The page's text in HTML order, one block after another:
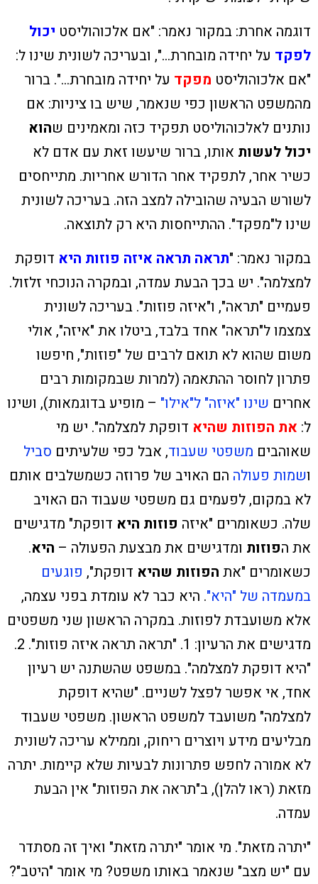
דוגמה אחרת: במקור נאמר: "אם אלכוהוליסט יכול
לפקד על יחידה מובחרת…", ובעריכה לשונית שינו ל:
"אם אלכוהוליסט מפקד על יחידה מובחרת…". ברור
מהמשפט הראשון כפי שנאמר, שיש בו ציניות: אם
נותנים לאלכוהוליסט תפקיד כזה ומאמינים שהוא
יכול לעשות אותו, ברור שיעשו זאת עם אדם לא
כשיר אחר, לתפקיד אחר הדורש אחריות. מתייחסים
לשורש הבעיה שהובילה למצב הזה. בעריכה לשונית
שינו ל"מפקד". ההתייחסות היא רק לתוצאה.
במקור נאמר: "תראה תראה איזה פוזות היא דופקת
למצלמה". יש בכך הבעת עמדה, ובמקרה הנוכחי זלזול.
פעמיים "תראה", ו"איזה פוזות". בעריכה לשונית
צמצמו ל"תראה" אחד בלבד, ביטלו את "איזה", אולי
משום שהוא לא תואם לרבים של "פוזות", חיפשו
פתרון לחוסר ההתאמה (למרות שבמקומות רבים
אחרים שינו "איזה" ל"אילו" – מופיע בדוגמאות), ושינו
ל: את הפוזות שהיא דופקת למצלמה". יש מי
שאוהבים משפטי שעבוד, אבל כפי שלעיתים סביל
ושמות פעולה הם האויב של פרוזה כשמשלבים אותם
לא במקום, לפעמים גם משפטי שעבוד הם האויב
שלה. כשאומרים "איזה פוזות היא דופקת" מדגישים
את הפוזות ומדגישים את מבצעת הפעולה – היא.
כשאומרים "את הפוזות שהיא דופקת", פוגעים
במעמדה של "היא". היא כבר לא עומדת בפני עצמה,
אלא משועבדת לפוזות. במקרה הראשון שני משפטים
מדגישים את הרעיון: 1. "תראה תראה איזה פוזות". 2.
"היא דופקת למצלמה". במשפט שהשתנה יש רעיון
אחד, אי אפשר לפצל לשניים. "שהיא דופקת
למצלמה" משועבד למשפט הראשון. משפטי שעבוד
מבליעים מידע ויוצרים ריחוק, וממילא עריכה לשונית
לא אמורה לחפש פתרונות לבעיות שלא קיימות. יתרה
מזאת (ראו להלן), ב"תראה את הפוזות" אין הבעת
עמדה.
"יתרה מזאת". מי אומר "יתרה מזאת" ואיך זה מסתדר
עם "יש מצב" שנאמר באותו משפט? מי אומר "היטב"?